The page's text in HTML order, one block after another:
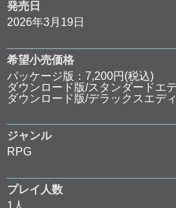
発売日
2026年3月19日
希望小売価格
パッケージ版：7,200円(税込)
ダウンロード版/スタンダードエ
ダウンロード版/デラックスエデ
ジャンル
RPG
プレイ人数
1人